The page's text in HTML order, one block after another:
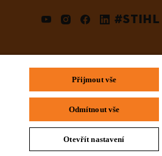
#STIHL
Přijmout vše
Odmítnout vše
Otevřít nastavení